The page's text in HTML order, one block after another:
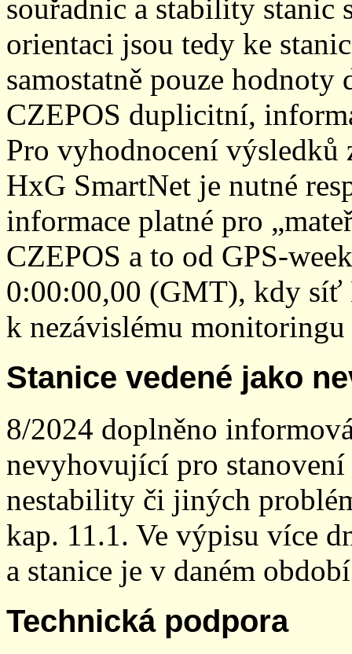
souřadnic a stability stanic
orientaci jsou tedy ke
samostatně pouze
CZEPOS duplicitní,
Pro vyhodnocení
HxG SmartNet je nutné
informace platné pro
CZEPOS a to od GPS-
0:00:00,00 (GMT), kdy síť
k nezávislému
Stanice vedené jako
8/2024 doplněno
nevyhovující pro
nestability či jiných
kap. 11.1. Ve výpisu více
a stanice je v daném
Technická podpora